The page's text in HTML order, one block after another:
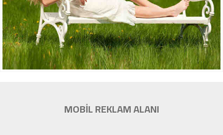
MOBİL REKLAM ALANI